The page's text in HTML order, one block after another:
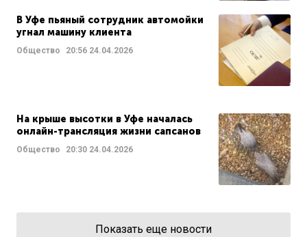
В Уфе пьяный сотрудник автомойки
угнал машину клиента
Общество 20:56 24.04.2026
На крыше высотки в Уфе началась
онлайн-трансляция жизни сапсанов
Общество 20:30 24.04.2026
Показать еще новости